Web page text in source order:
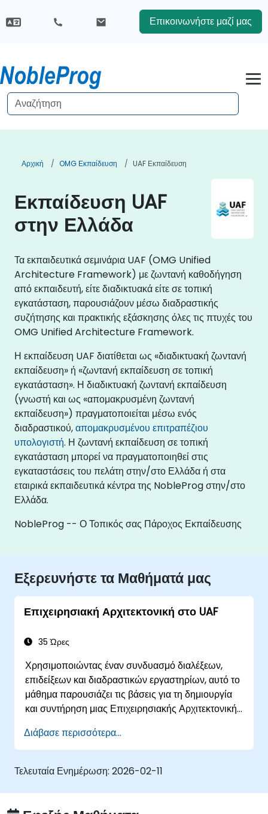
Επικοινωνήστε μαζί μας
Αρχική OMG Εκπαίδευση UAF Εκπαίδευση
Εκπαίδευση UAF
στην Ελλάδα
Τα εκπαιδευτικά σεμινάρια UAF (OMG Unified
Architecture Framework) με ζωντανή καθοδήγηση
από εκπαιδευτή, είτε διαδικτυακά είτε σε τοπική
εγκατάσταση, παρουσιάζουν μέσω διαδραστικής
συζήτησης και πρακτικής εξάσκησης όλες τις πτυχές του
OMG Unified Architecture Framework.
Η εκπαίδευση UAF διατίθεται ως «διαδικτυακή ζωντανή
εκπαίδευση» ή «ζωντανή εκπαίδευση σε τοπική
εγκατάσταση». Η διαδικτυακή ζωντανή εκπαίδευση
(γνωστή και ως «απομακρυσμένη ζωντανή
εκπαίδευση») πραγματοποιείται μέσω ενός
διαδραστικού,απομακρυσμένου επιτραπέζιου
υπολογιστή. Η ζωντανή εκπαίδευση σε τοπική
εγκατάσταση μπορεί να πραγματοποιηθεί στις
εγκαταστάσεις του πελάτη στην/στο Ελλάδα ή στα
εταιρικά εκπαιδευτικά κέντρα της NobleProg στην/στο
Ελλάδα.
NobleProg -- Ο Τοπικός σας Πάροχος Εκπαίδευσης
Εξερευνήστε τα Μαθήματά μας
Επιχειρησιακή Αρχιτεκτονική στο UAF
35 Ώρες
Χρησιμοποιώντας έναν συνδυασμό διαλέξεων,
επιδείξεων και διαδραστικών εργαστηρίων, αυτό το
μάθημα παρουσιάζει τις βάσεις για τη δημιουργία
και συντήρηση μιας Επιχειρησιακής Αρχιτεκτονικής
Framework (UAF) έκδοση 1.2.
Διάβασε περισσότερα...
Τελευταία Ενημέρωση: 2026-02-11